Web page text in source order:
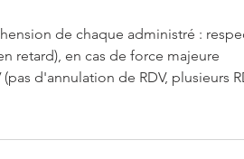
de chaque administré :
retard), en cas de force majeure
d'annulation de RDV, plusieurs